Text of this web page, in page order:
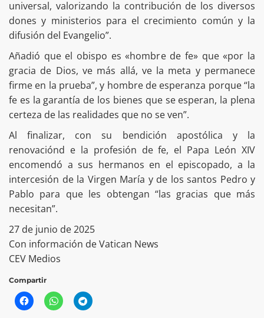
universal, valorizando la contribución de los diversos
dones y ministerios para el crecimiento común y la
difusión del Evangelio”.
Añadió que el obispo es «hombre de fe» que «por la
gracia de Dios, ve más allá, ve la meta y permanece
firme en la prueba”, y hombre de esperanza porque “la
fe es la garantía de los bienes que se esperan, la plena
certeza de las realidades que no se ven”.
Al finalizar, con su bendición apostólica y la
renovaciónd e la profesión de fe, el Papa León XIV
encomendó a sus hermanos en el episcopado, a la
intercesión de la Virgen María y de los santos Pedro y
Pablo para que les obtengan “las gracias que más
necesitan”.
27 de junio de 2025
Con información de Vatican News
CEV Medios
Compartir